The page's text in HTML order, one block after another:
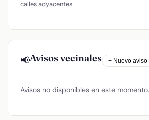
calles adyacentes
📢Avisos vecinales + Nuevo aviso
Avisos no disponibles en este momento.